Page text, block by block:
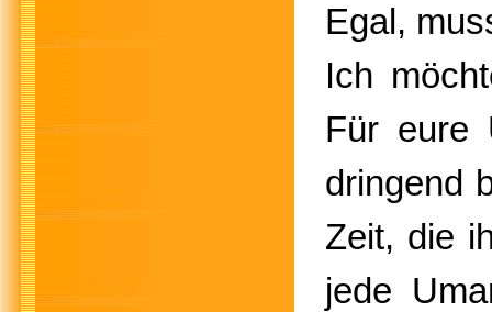
Egal,
Ich
Für eure
dringend
Zeit, die
jede